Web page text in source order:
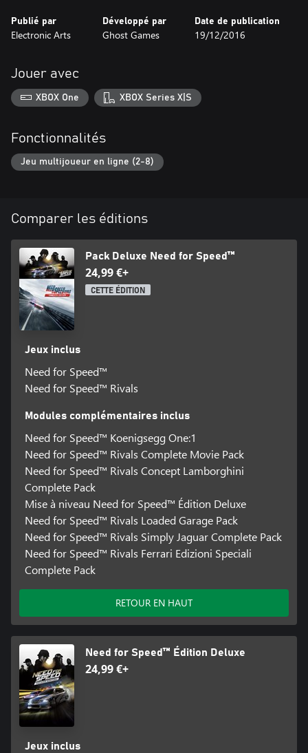
Publié par
Electronic Arts
Développé par
Ghost Games
Date de publication
19/12/2016
Jouer avec
XBOX One XBOX Series X|S
Fonctionnalités
Jeu multijoueur en ligne (2-8)
Comparer les éditions
Pack Deluxe Need for Speed™
24,99 €+
CETTE ÉDITION
Jeux inclus
Need for Speed™
Need for Speed™ Rivals
Modules complémentaires inclus
Need for Speed™ Koenigsegg One:1
Need for Speed™ Rivals Complete Movie Pack
Need for Speed™ Rivals Concept Lamborghini
Complete Pack
Mise à niveau Need for Speed™ Édition Deluxe
Need for Speed™ Rivals Loaded Garage Pack
Need for Speed™ Rivals Simply Jaguar Complete Pack
Need for Speed™ Rivals Ferrari Edizioni Speciali
Complete Pack
RETOUR EN HAUT
Need for Speed™ Édition Deluxe
24,99 €+
Jeux inclus